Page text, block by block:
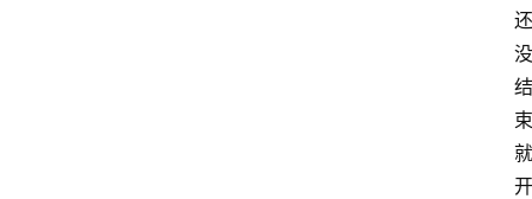
还
没
结
束
就
开